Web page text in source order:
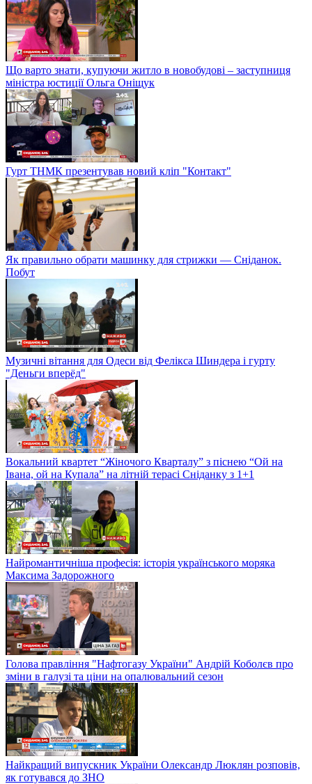
Що варто знати, купуючи житло в новобудові – заступниця
міністра юстиції Ольга Оніщук
Гурт ТНМК презентував новий кліп "Контакт"
Як правильно обрати машинку для стрижки — Сніданок.
Побут
Музичні вітання для Одеси від Фелікса Шиндера і гурту
"Деньги вперёд"
Вокальний квартет “Жіночого Кварталу” з піснею “Ой на
Івана, ой на Купала” на літній терасі Сніданку з 1+1
Найромантичніша професія: історія українського моряка
Максима Задорожного
Голова правління "Нафтогазу України" Андрій Коболєв про
зміни в галузі та ціни на опалювальний сезон
Найкращий випускник України Олександр Люклян розповів,
як готувався до ЗНО